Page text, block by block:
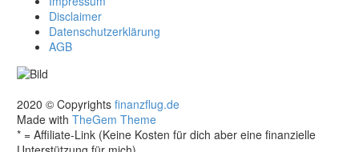
Disclaimer
Datenschutzerklärung
AGB
2020 © Copyrights finanzflug.de
Made with TheGem Theme
* = Affiliate-Link (Keine Kosten für dich aber eine finanzielle